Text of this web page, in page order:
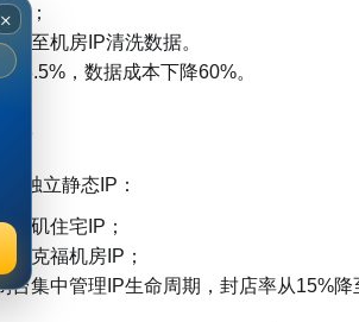
IP；
换至机房IP清洗数据。
98.5%，数据成本下降60%。
阵​
独立静态IP：
矶住宅IP；
克福机房IP；
台集中管理IP生命周期，封店率从15%降
×